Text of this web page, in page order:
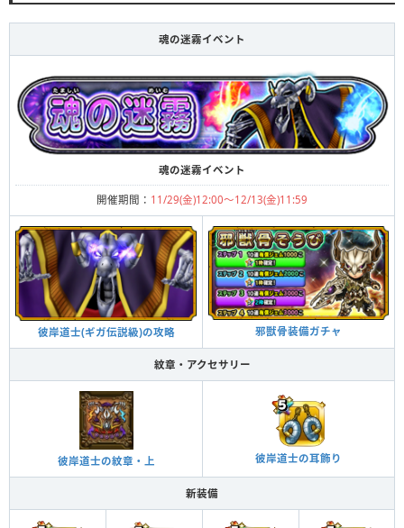
魂の迷霧イベント
魂の迷霧イベント
開催期間： 11/29(金)12:00～12/13(金)11:59
彼岸道士(ギガ伝説級)の攻略 邪獣骨装備ガチャ
紋章・アクセサリー
彼岸道士の紋章・上 彼岸道士の耳飾り
新装備